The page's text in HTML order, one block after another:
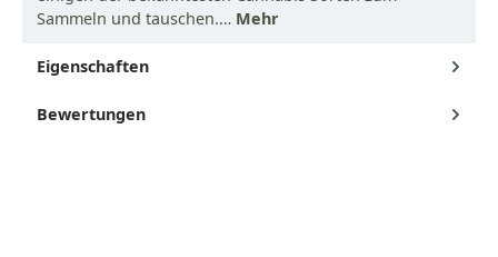
Sammeln und tauschen.… Mehr
Eigenschaften
Bewertungen